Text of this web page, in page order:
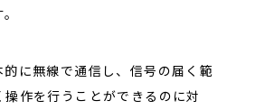
に無線で通信し、信号の届く範
作を行うことができるのに対